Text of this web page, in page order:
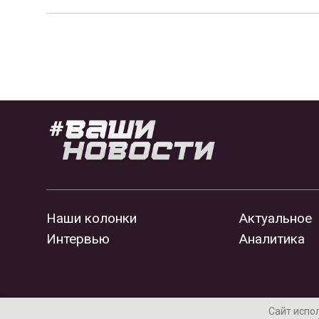
Наши колонки
Интервью
Актуальное
Аналитика
Сайт